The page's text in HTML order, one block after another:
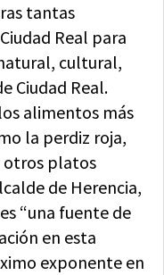
tantas
Real para
cultural,
Ciudad Real.
alimentos más
la perdiz roja,
otros platos
de Herencia,
“una fuente de
en esta
exponente en